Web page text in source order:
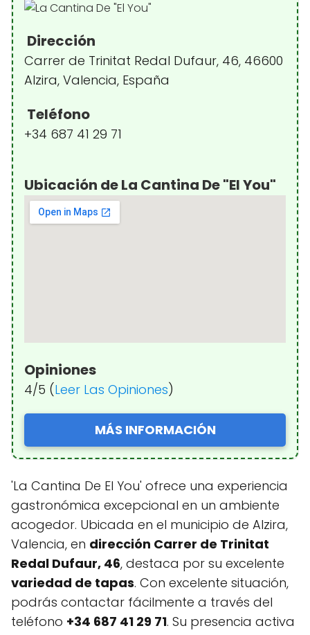
Dirección
Carrer de Trinitat Redal Dufaur, 46, 46600
Alzira, Valencia, España
Teléfono
+34 687 41 29 71
Ubicación de La Cantina De "El You"
Opiniones
4/5 (Leer Las Opiniones)
MÁS INFORMACIÓN
'La Cantina De El You' ofrece una experiencia
gastronómica excepcional en un ambiente
acogedor. Ubicada en el municipio de Alzira,
Valencia, en dirección Carrer de Trinitat
Redal Dufaur, 46, destaca por su excelente
variedad de tapas. Con excelente situación,
podrás contactar fácilmente a través del
teléfono +34 687 41 29 71. Su presencia activa